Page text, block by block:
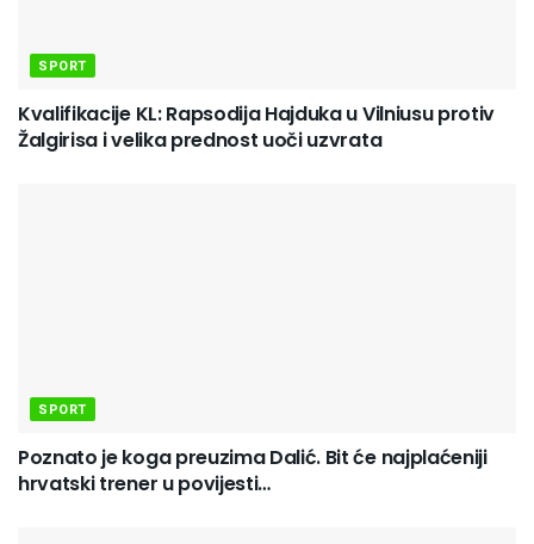
SPORT
Kvalifikacije KL: Rapsodija Hajduka u Vilniusu protiv
Žalgirisa i velika prednost uoči uzvrata
SPORT
Poznato je koga preuzima Dalić. Bit će najplaćeniji
hrvatski trener u povijesti…